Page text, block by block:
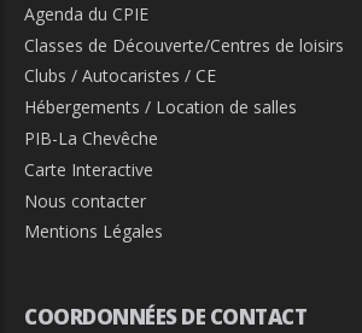
Agenda du CPIE
Classes de Découverte/Centres de loisirs
Clubs / Autocaristes / CE
Hébergements / Location de salles
PIB-La Chevêche
Carte Interactive
Nous contacter
Mentions Légales
COORDONNÉES DE CONTACT